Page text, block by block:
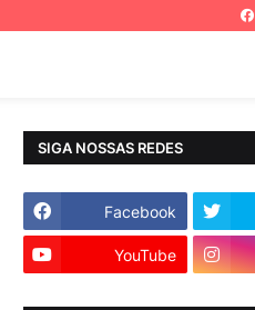
SIGA NOSSAS REDES
Facebook
YouTube